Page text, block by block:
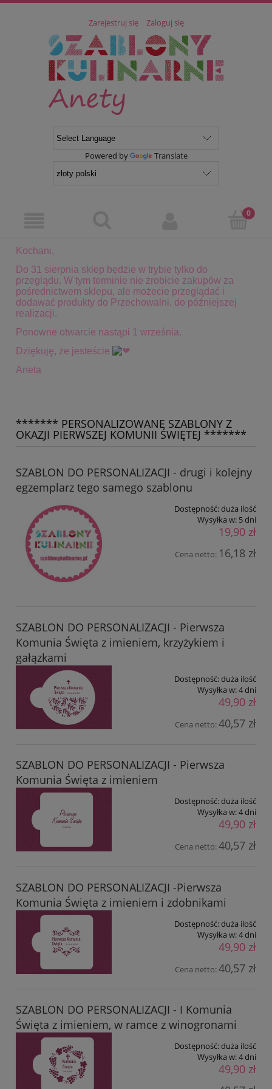
Zarejestruj się Zaloguj się
Powered by Translate
Kochani,
Do 31 sierpnia sklep będzie w trybie tylko do
przeglądu. W tym terminie nie zrobicie zakupów za
pośrednictwem sklepu, ale możecie przeglądać i
dodawać produkty do Przechowalni, do późniejszej
realizacji.
Ponowne otwarcie nastąpi 1 września.
Dziękuję, że jesteście
Aneta
******* PERSONALIZOWANE SZABLONY Z
OKAZJI PIERWSZEJ KOMUNII ŚWIĘTEJ *******
SZABLON DO PERSONALIZACJI - drugi i kolejny
egzemplarz tego samego szablonu
Dostępność:duża ilość
Wysyłka w: 5 dni
19,90 zł
Cena netto: 16,18 zł
SZABLON DO PERSONALIZACJI - Pierwsza
Komunia Święta z imieniem, krzyżykiem i
gałązkami
Dostępność:duża ilość
Wysyłka w:4 dni
49,90 zł
Cena netto:40,57 zł
SZABLON DO PERSONALIZACJI - Pierwsza
Komunia Święta z imieniem
Dostępność:duża ilość
Wysyłka w:4 dni
49,90 zł
Cena netto:40,57 zł
SZABLON DO PERSONALIZACJI -Pierwsza
Komunia Święta z imieniem i zdobnikami
Dostępność:duża ilość
Wysyłka w:4 dni
49,90 zł
Cena netto:40,57 zł
SZABLON DO PERSONALIZACJI - I Komunia
Święta z imieniem, w ramce z winogronami
Dostępność:duża ilość
Wysyłka w:4 dni
49,90 zł